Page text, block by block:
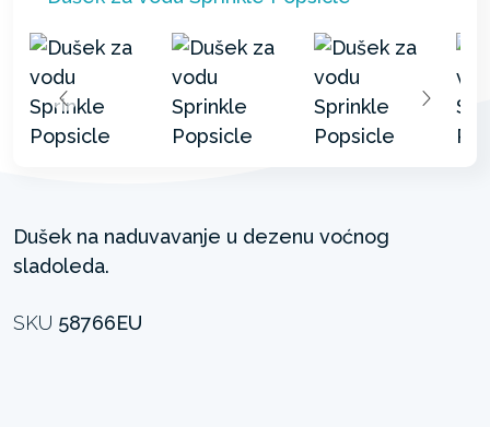
Dušek na naduvavanje u dezenu voćnog
sladoleda.
SKU 58766EU